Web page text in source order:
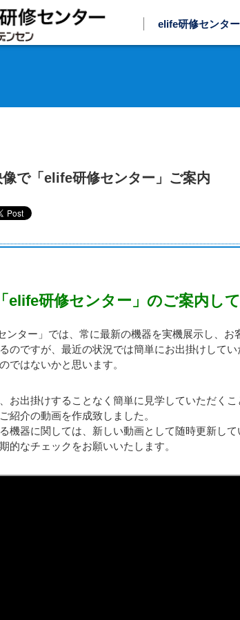
elife研修センタ
像で「elife研修センター」ご案内
elife研修センター」のご案内し
ンター」では、常に最新の機器を実機展示し、お
のですが、最近の状況では簡単にお出掛けして
ではないかと思います。
お出掛けすることなく簡単に見学していただく
紹介の動画を作成致しました。
機器に関しては、新しい動画として随時更新し
的なチェックをお願いいたします。